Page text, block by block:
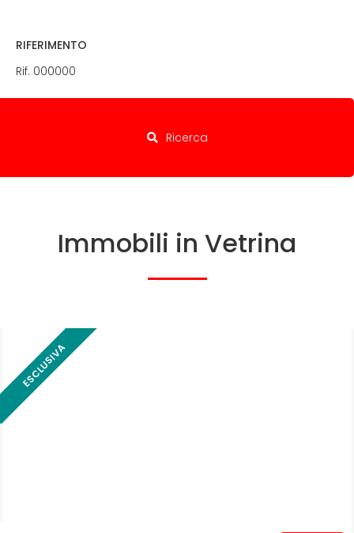
RIFERIMENTO
Ricerca
Immobili in Vetrina
ESCLUSIVA